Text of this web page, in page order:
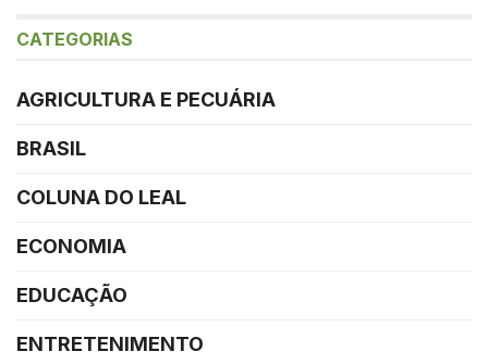
CATEGORIAS
AGRICULTURA E PECUÁRIA
BRASIL
COLUNA DO LEAL
ECONOMIA
EDUCAÇÃO
ENTRETENIMENTO